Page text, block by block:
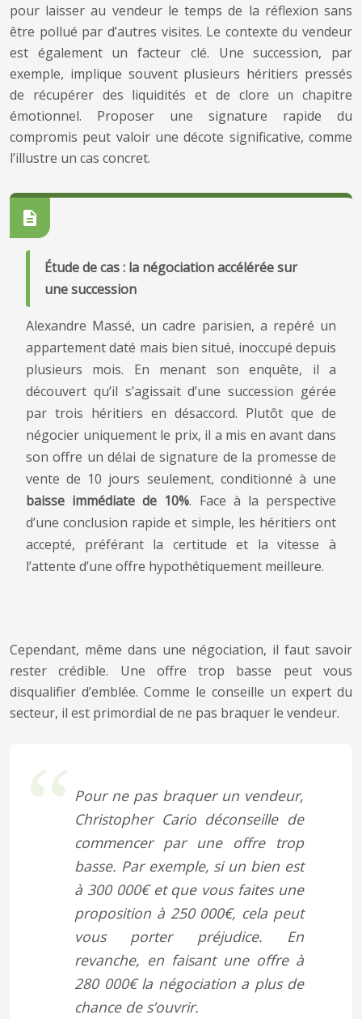
pour laisser au vendeur le temps de la réflexion sans
être pollué par d’autres visites. Le contexte du vendeur
est également un facteur clé. Une succession, par
exemple, implique souvent plusieurs héritiers pressés
de récupérer des liquidités et de clore un chapitre
émotionnel. Proposer une signature rapide du
compromis peut valoir une décote significative, comme
l’illustre un cas concret.
Étude de cas : la négociation accélérée sur
une succession
Alexandre Massé, un cadre parisien, a repéré un
appartement daté mais bien situé, inoccupé depuis
plusieurs mois. En menant son enquête, il a
découvert qu’il s’agissait d’une succession gérée
par trois héritiers en désaccord. Plutôt que de
négocier uniquement le prix, il a mis en avant dans
son offre un délai de signature de la promesse de
vente de 10 jours seulement, conditionné à une
baisse immédiate de 10%. Face à la perspective
d’une conclusion rapide et simple, les héritiers ont
accepté, préférant la certitude et la vitesse à
l’attente d’une offre hypothétiquement meilleure.
Cependant, même dans une négociation, il faut savoir
rester crédible. Une offre trop basse peut vous
disqualifier d’emblée. Comme le conseille un expert du
secteur, il est primordial de ne pas braquer le vendeur.
Pour ne pas braquer un vendeur,
Christopher Cario déconseille de
commencer par une offre trop
basse. Par exemple, si un bien est
à 300 000€ et que vous faites une
proposition à 250 000€, cela peut
vous porter préjudice. En
revanche, en faisant une offre à
280 000€ la négociation a plus de
chance de s’ouvrir.